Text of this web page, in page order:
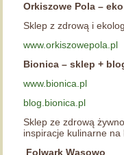
Orkiszowe Pola –
Sklep z zdrową i
www.orkiszowepola.pl
Bionica – sklep +
www.bionica.pl
blog.bionica.pl
Sklep ze zdrową
inspiracje kulinarne na
Folwark Wąsowo